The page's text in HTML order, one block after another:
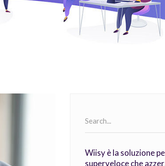
for:
Wiisy è la soluzione
superveloce che